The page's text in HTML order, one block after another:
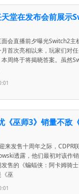
堂在发布会前展示
会直播前夕曝光Switch2主
首次亮相以来，玩家们对
周终于将揭晓答案。虽然
《巫师3》销量不敌
来发售十周年之际，CDPR
透露，他们最初对该作
售的《蝙蝠侠：阿卡姆骑
巫